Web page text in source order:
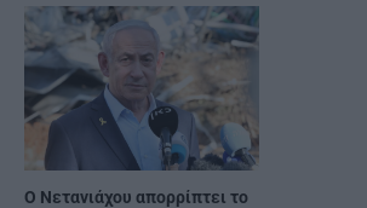
Ο Νετανιάχου απορρίπτει το